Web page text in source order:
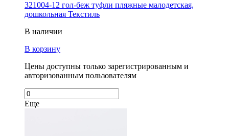
321004-12 гол-беж туфли пляжные малодетская,
дошкольная Текстиль
В наличии
В корзину
Цены доступны только зарегистрированным и
авторизованным пользователям
Еще